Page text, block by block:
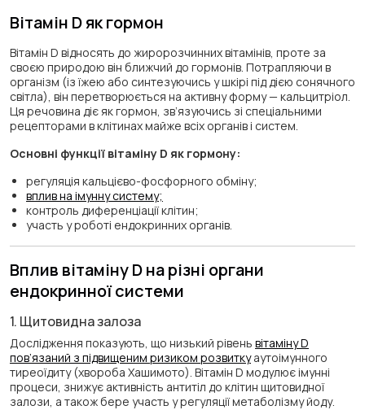
Вітамін D як гормон
Вітамін D відносять до жиророзчинних вітамінів, проте за
своєю природою він ближчий до гормонів. Потрапляючи в
організм (із їжею або синтезуючись у шкірі під дією сонячного
світла), він перетворюється на активну форму — кальцитріол.
Ця речовина діє як гормон, зв’язуючись зі спеціальними
рецепторами в клітинах майже всіх органів і систем.
Основні функції вітаміну D як гормону:
регуляція кальцієво-фосфорного обміну;
вплив на імунну систему;
контроль диференціації клітин;
участь у роботі ендокринних органів.
Вплив вітаміну D на різні органи
ендокринної системи
1. Щитовидна залоза
Дослідження показують, що низький рівень вітаміну D
пов’язаний з підвищеним ризиком розвиткуаутоімунного
тиреоїдиту (хвороба Хашимото). Вітамін D модулює імунні
процеси, знижує активність антитіл до клітин щитовидної
залози, а також бере участь у регуляції метаболізму йоду.